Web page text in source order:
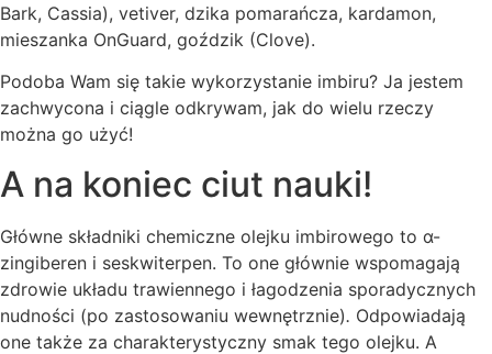
Bark, Cassia), vetiver, dzika pomarańcza, kardamon,
mieszanka OnGuard, goździk (Clove).
Podoba Wam się takie wykorzystanie imbiru? Ja jestem
zachwycona i ciągle odkrywam, jak do wielu rzeczy
można go użyć!
A na koniec ciut nauki!
Główne składniki chemiczne olejku imbirowego to α-
zingiberen i seskwiterpen. To one głównie wspomagają
zdrowie układu trawiennego i łagodzenia sporadycznych
nudności (po zastosowaniu wewnętrznie). Odpowiadają
one także za charakterystyczny smak tego olejku. A